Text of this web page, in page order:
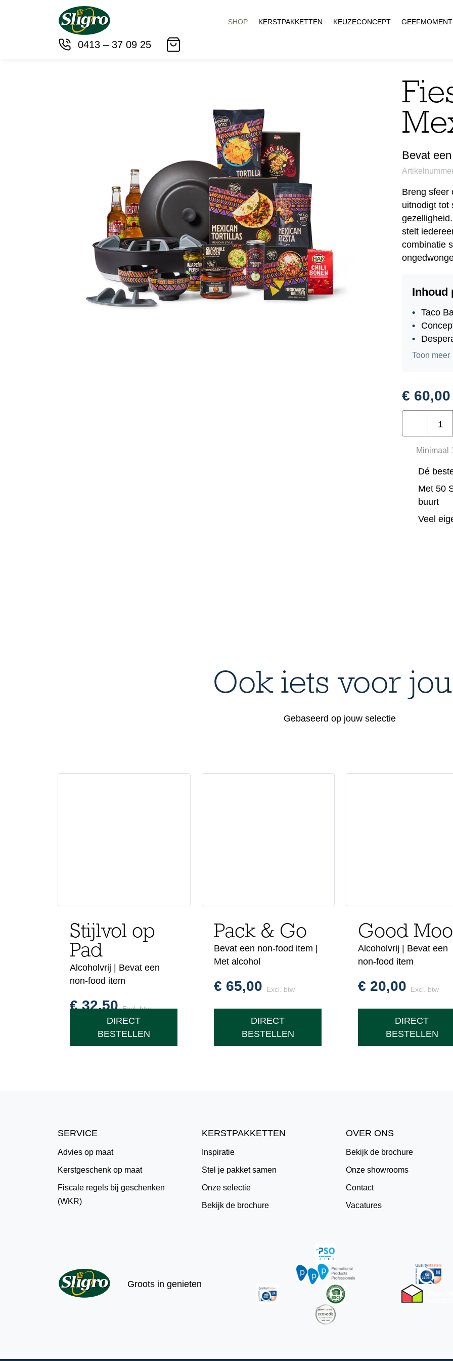
SHOP KERSTPAKKETTEN KEUZECONCEPT
0413 – 37 09 25
Bevat
Breng sfeer
uitnodigt tot
stelt
combinatie
Inhoud
Taco
Food
Food
Food
Food
Doos
Sligro
Toon meer
€ 60,00
Mexicana
Minimaal
Dé
Met 50
buurt
Veel
Ook iets voor
Gebaseerd op jouw selectie
Stijlvol op
Pad
Alcoholvrij | Bevat een
non-food item
€32,50 Excl. btw
DIRECT
BESTELLEN
Pack & Go
Bevat een non-food item |
Met alcohol
€ 65,00 Excl. btw
DIRECT
BESTELLEN
Good
Alcoholvrij | Bevat een
non-food item
€ 20,00 Excl. btw
DIRECT
BESTELLEN
SERVICE
Advies op maat
Kerstgeschenk op maat
Fiscale regels bij geschenken
(WKR)
KERSTPAKKETTEN
Inspiratie
Stel je pakket samen
Onze selectie
Bekijk de brochure
OVER ONS
Bekijk de brochure
Onze showrooms
Contact
Vacatures
Groots in genieten